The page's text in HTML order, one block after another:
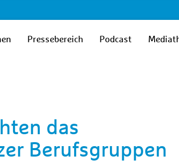
Pressebereich Podcast
das
Berufsgruppen